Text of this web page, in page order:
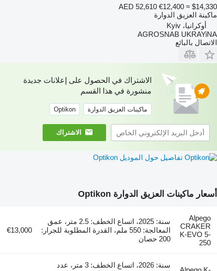
AED 52,610 €12,400 ≈ $14,330
ماكينة العزيق الدوارة
أوكرانيا، Kyiv
AGROSNAB UKRAYiNA
الاتصال بالبائع
الاشتراك في الحصول على إعلانات جديدة
منشورة في هذا القسم
ماكينات العزيق الدوارة Optikon
الاشتراك
تفاصيل حول الموديل Optikon
أسعار ماكينات العزيق الدوارة Optikon
Alpego
CRAKER
K-EVO 5-
250
سنة: 2025، اتساع الخطف: 2.5 متر، عمق
المعالجة: 550 ملم، القدرة المطلوبة للجرار:
200 حصان
€13,000
سنة: 2026، اتساع الخطف: 3 متر، عدد